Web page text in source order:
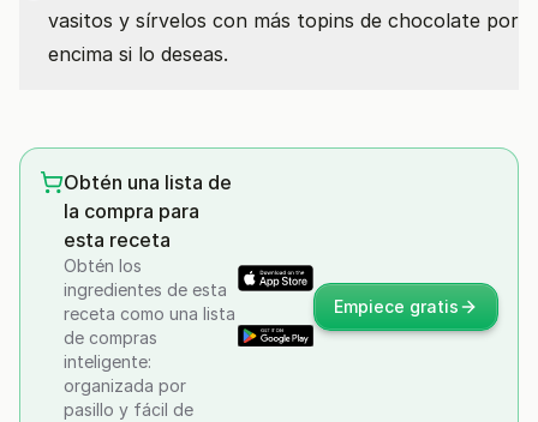
vasitos y sírvelos con más topins de chocolate por
encima si lo deseas.
Obtén una lista de
la compra para
esta receta
Obtén los
ingredientes de esta
receta como una lista
de compras
inteligente:
organizada por
pasillo y fácil de
Empiece gratis